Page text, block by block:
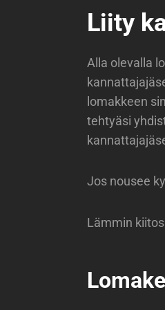
Liity
Alla olevalla
lomakkeen
tehtyäsi
Jos nousee
Lämmin
Lomake